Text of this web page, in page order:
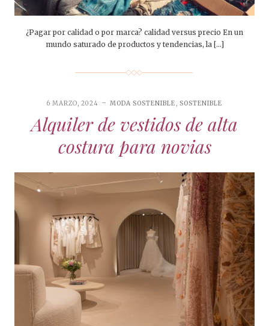
¿Pagar por calidad o por marca? calidad versus precio En un
mundo saturado de productos y tendencias, la […]
6 MARZO, 2024 MODA SOSTENIBLE , SOSTENIBLE
Alquiler de vestidos de alta
costura para novias